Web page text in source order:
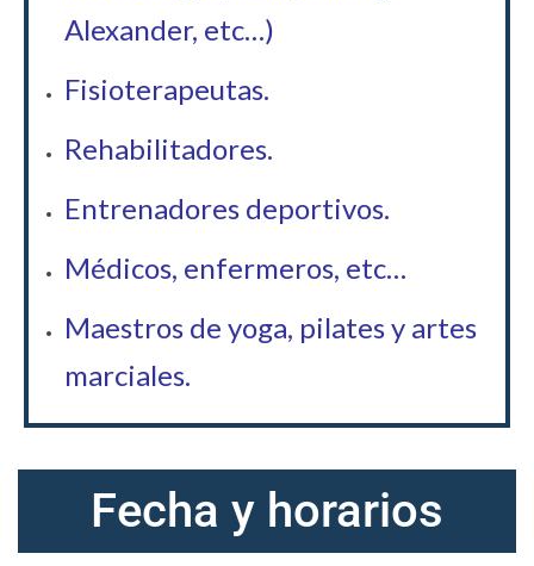
Alexander, etc…)
Fisioterapeutas.
Rehabilitadores.
Entrenadores deportivos.
Médicos, enfermeros, etc…
Maestros de yoga, pilates y artes
marciales.
Fecha y horarios